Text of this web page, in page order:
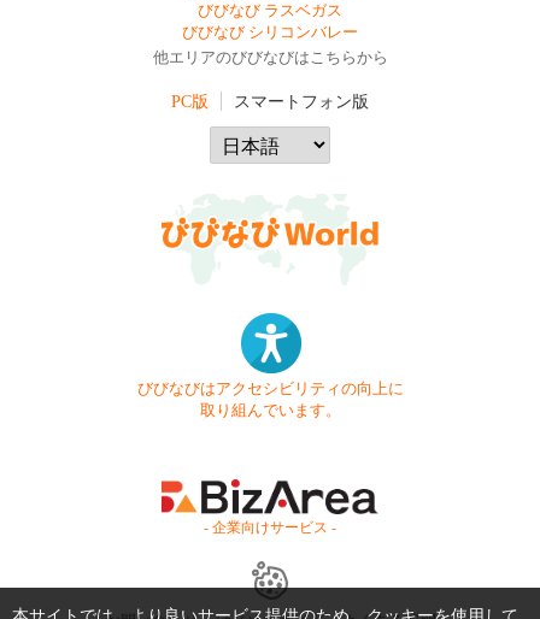
びびなび ラスベガス
びびなび シリコンバレー
他エリアのびびなびはこちらから
PC版 スマートフォン版
びびなびはアクセシビリティの向上に
取り組んでいます。
- 企業向けサービス -